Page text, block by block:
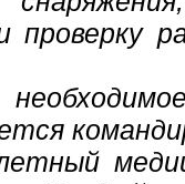
проверку